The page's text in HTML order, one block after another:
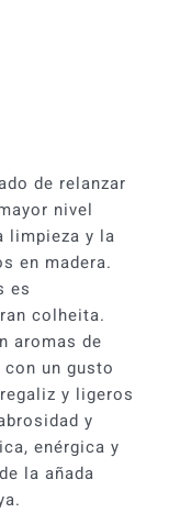
de relanzar
nivel
limpieza y la
en madera.
es
colheita.
aromas de
un gusto
y ligeros
y
enérgica y
la añada